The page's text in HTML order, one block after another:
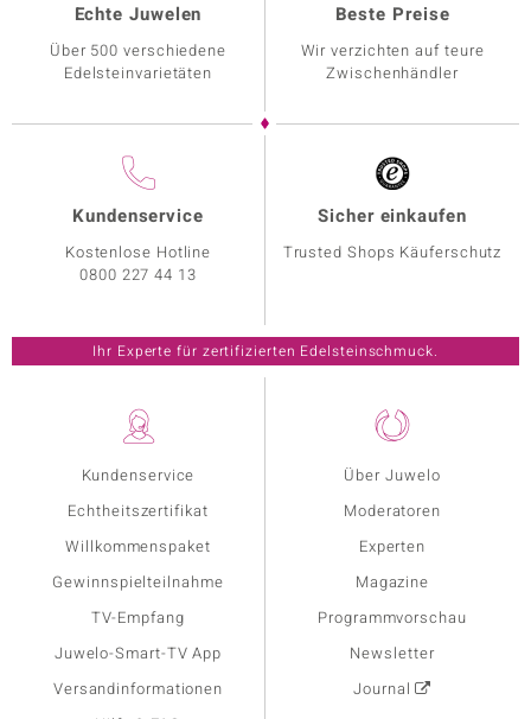
Kundenservice
Echtheitszertifikat
Willkommenspaket
Gewinnspielteilnahme
TV-Empfang
Juwelo-Smart-TV App
Versandinformationen
Über Juwelo
Moderatoren
Experten
Magazine
Programmvorschau
Newsletter
Journal
Echte Juwelen
Über 500 verschiedene
Edelsteinvarietäten
Beste Preise
Wir verzichten auf teure
Zwischenhändler
Kundenservice
Kostenlose Hotline
0800 227 44 13
Sicher einkaufen
Trusted Shops Käuferschutz
Ihr Experte für zertifizierten Edelsteinschmuck.